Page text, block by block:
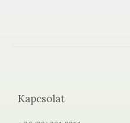
Kapcsolat